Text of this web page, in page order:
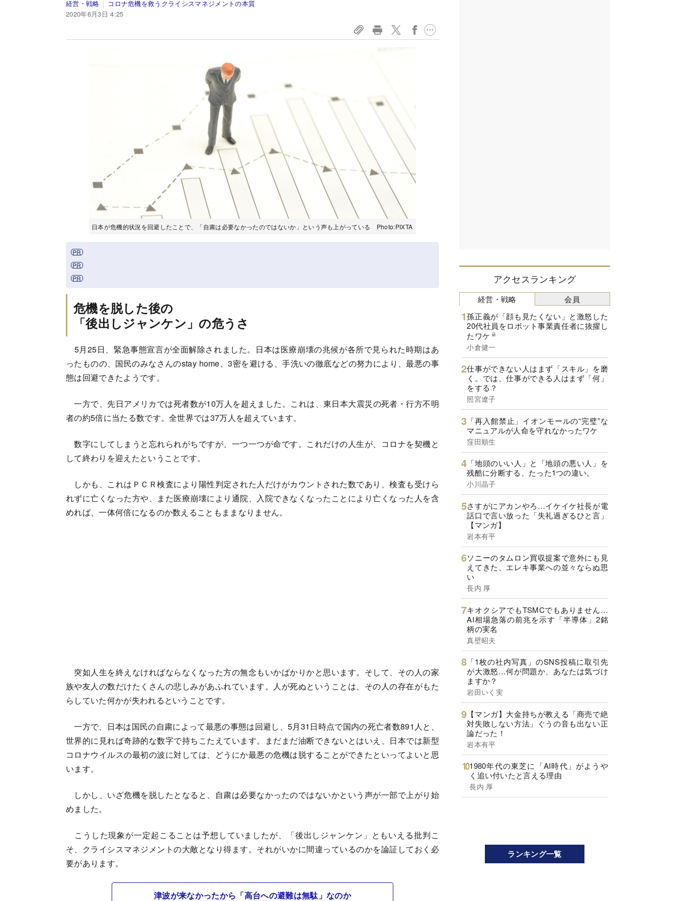
経営・戦略
コロナ危機を救うクライシスマネジメントの本質
2020年6月3日 4:25
日本が危機的状況を回避したことで、「自粛は必要なかったのではないか」という声も上がっている Photo:PIXTA
危機を脱した後の
「後出しジャンケン」の危うさ
5月25日、緊急事態宣言が全面解除されました。日本は医療崩壊の兆候が各所で見られた時期はあ
ったものの、国民のみなさんのstay home、3密を避ける、手洗いの徹底などの努力により、最悪の事
態は回避できたようです。
一方で、先日アメリカでは死者数が10万人を超えました。これは、東日本大震災の死者・行方不明
者の約5倍に当たる数です。全世界では37万人を超えています。
数字にしてしまうと忘れられがちですが、一つ一つが命です。これだけの人生が、コロナを契機と
して終わりを迎えたということです。
しかも、これはＰＣＲ検査により陽性判定された人だけがカウントされた数であり、検査も受けら
れずに亡くなった方や、また医療崩壊により通院、入院できなくなったことにより亡くなった人を含
めれば、一体何倍になるのか数えることもままなりません。
突如人生を終えなければならなくなった方の無念もいかばかりかと思います。そして、その人の家
族や友人の数だけたくさんの悲しみがあふれています。人が死ぬということは、その人の存在がもた
らしていた何かが失われるということです。
一方で、日本は国民の自粛によって最悪の事態は回避し、5月31日時点で国内の死亡者数891人と、
世界的に見れば奇跡的な数字で持ちこたえています。まだまだ油断できないとはいえ、日本では新型
コロナウイルスの最初の波に対しては、どうにか最悪の危機は脱することができたといってよいと思
います。
しかし、いざ危機を脱したとなると、自粛は必要なかったのではないかという声が一部で上がり始
めました。
こうした現象が一定起こることは予想していましたが、「後出しジャンケン」ともいえる批判こ
そ、クライシスマネジメントの大敵となり得ます。それがいかに間違っているのかを論証しておく必
要があります。
津波が来なかったから「高台への避難は無駄」なのか
アクセスランキング
経営・戦略
孫正義が「顔も見たくない」と激怒した
20代社員をロボット事業責任者に抜擢し
たワケ
小倉健一
仕事ができない人はまず「スキル」を磨
く。では、仕事ができる人はまず「何」
をする？
照宮遼子
「再入館禁止」イオンモールの“完璧”な
マニュアルが人命を守れなかったワケ
窪田順生
「地頭のいい人」と「地頭の悪い人」を
残酷に分断する、たった1つの違い。
小川晶子
さすがにアカンやろ…イケイケ社長が電
話口で言い放った「失礼過ぎるひと言」
【マンガ】
岩本有平
ソニーのタムロン買収提案で意外にも見
えてきた、エレキ事業への並々ならぬ思
い
長内 厚
キオクシアでもTSMCでもありません…
AI相場急落の前兆を示す「半導体」2銘
柄の実名
真壁昭夫
「1枚の社内写真」のSNS投稿に取引先
が大激怒…何が問題か、あなたは気づけ
ますか？
岩田いく実
【マンガ】大金持ちが教える「商売で絶
対失敗しない方法」ぐうの音も出ない正
論だった！
岩本有平
1980年代の東芝に「AI時代」がようや
く追い付いたと言える理由
長内 厚
会員
ランキング一覧